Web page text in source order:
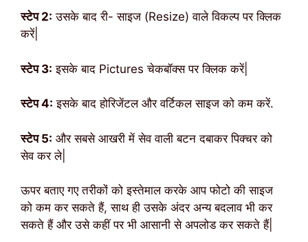
स्टेप 2: उसके बाद री- साइज (Resize) वाले विकल्प पर क्लिक
करें|
स्टेप 3: इसके बाद Pictures चेकबॉक्स पर क्लिक करें|
स्टेप 4: इसके बाद होरिजेंटल और वर्टिकल साइज को कम करें.
स्टेप 5: और सबसे आखरी में सेव वाली बटन दबाकर पिक्चर को
सेव कर ले|
ऊपर बताए गए तरीकों को इस्तेमाल करके आप फोटो की साइज
को कम कर सकते हैं, साथ ही उसके अंदर अन्य बदलाव भी कर
सकते हैं और उसे कहीं पर भी आसानी से अपलोड कर सकते हैं|